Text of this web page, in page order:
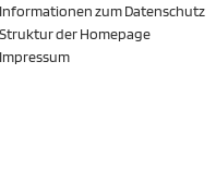
Informationen zum Datenschutz
Struktur der Homepage
Impressum